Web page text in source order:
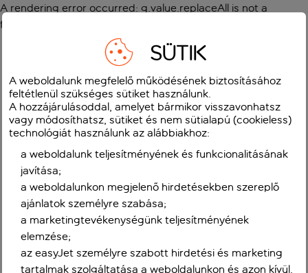
A rendering error occurred: g.value.replaceAll is not a
function
SÜTIK
A weboldalunk megfelelő működésének biztosításához
feltétlenül szükséges sütiket használunk.
A hozzájárulásoddal, amelyet bármikor visszavonhatsz
vagy módosíthatsz, sütiket és nem sütialapú (cookieless)
technológiát használunk az alábbiakhoz:
a weboldalunk teljesítményének és funkcionalitásának
javítása;
a weboldalunkon megjelenő hirdetésekben szereplő
ajánlatok személyre szabása;
a marketingtevékenységünk teljesítményének
elemzése;
az easyJet személyre szabott hirdetési és marketing
tartalmak szolgáltatása a weboldalunkon és azon kívül,